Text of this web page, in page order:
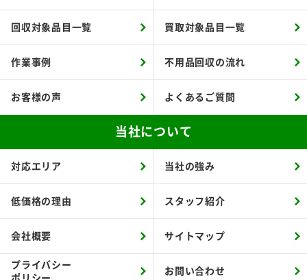
回収対象品目一覧 買取対象品目一覧
作業事例 不用品回収の流れ
お客様の声 よくあるご質問
当社について
対応エリア 当社の強み
低価格の理由 スタッフ紹介
会社概要 サイトマップ
プライバシー
ポリシー
お問い合わせ